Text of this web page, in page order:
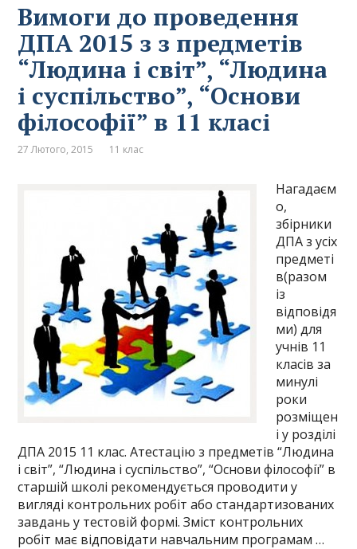
Вимоги до проведення
ДПА 2015 з з предметів
“Людина і світ”, “Людина
і суспільство”, “Основи
філософії” в 11 класі
27 Лютого, 2015 11 клас
Нагадаєм
о,
збірники
ДПА з усіх
предметі
в(разом
із
відповідя
ми) для
учнів 11
класів за
минулі
роки
розміщен
і у розділі
ДПА 2015 11 клас. Атестацію з предметів “Людина
і світ”, “Людина і суспільство”, “Основи філософії” в
старшій школі рекомендується проводити у
вигляді контрольних робіт або стандартизованих
завдань у тестовій формі. Зміст контрольних
робіт має відповідати навчальним програмам …